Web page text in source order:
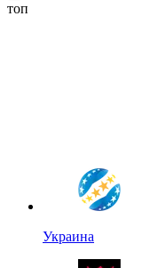
топ
Украина